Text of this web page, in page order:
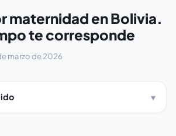
maternidad en Bolivia.
te corresponde
marzo de 2026